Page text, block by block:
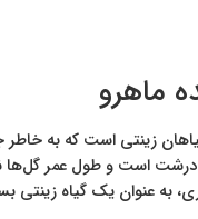
ماهرو
زینتی است که به
است و طول عمر گل‌ها نیز
به عنوان یک گیاه زینتی